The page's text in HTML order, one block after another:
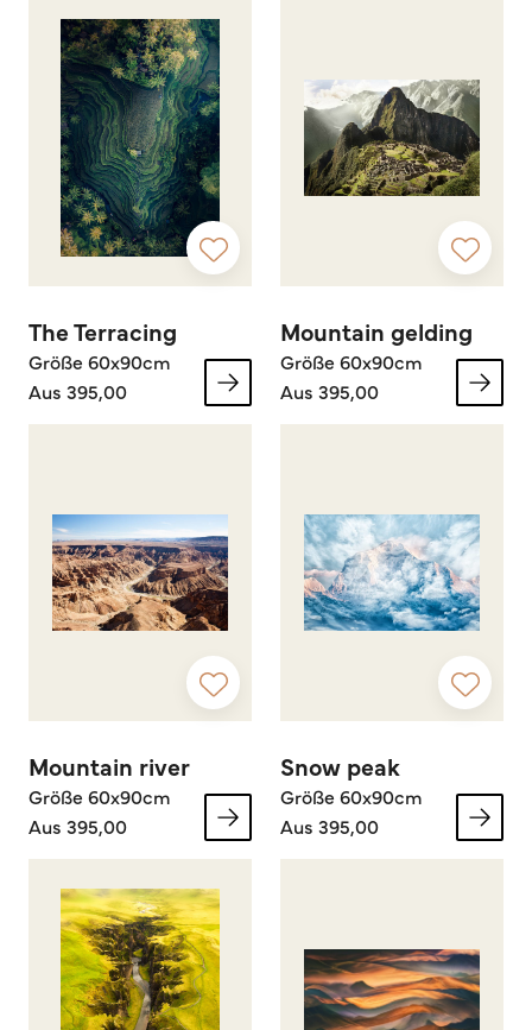
The Terracing
Größe 60x90cm
Aus 395,00
Mountain gelding
Größe 60x90cm
Aus 395,00
Mountain river
Größe 60x90cm
Aus 395,00
Snow peak
Größe 60x90cm
Aus 395,00